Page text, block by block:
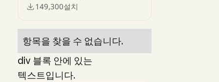
149,300설치
항목을 찾을 수 없습니다.
div 블록 안에 있는
텍스트입니다.